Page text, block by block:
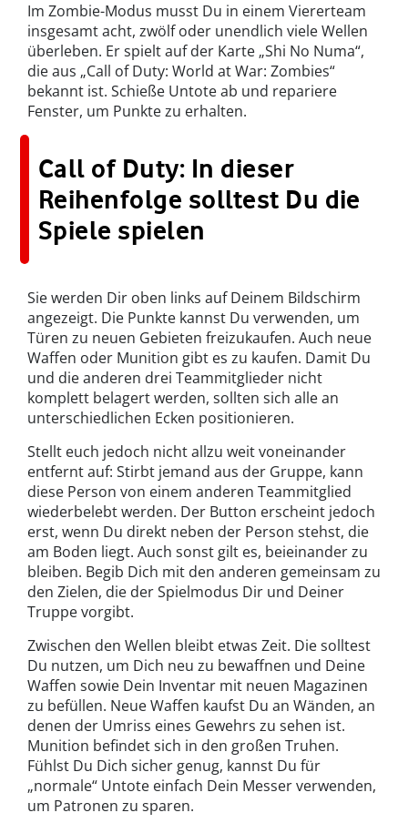
Im Zombie-Modus musst Du in einem Viererteam
insgesamt acht, zwölf oder unendlich viele Wellen
überleben. Er spielt auf der Karte „Shi No Numa“,
die aus „Call of Duty: World at War: Zombies“
bekannt ist. Schieße Untote ab und repariere
Fenster, um Punkte zu erhalten.
Call of Duty: In dieser
Reihenfolge solltest Du die
Spiele spielen
Sie werden Dir oben links auf Deinem Bildschirm
angezeigt. Die Punkte kannst Du verwenden, um
Türen zu neuen Gebieten freizukaufen. Auch neue
Waffen oder Munition gibt es zu kaufen. Damit Du
und die anderen drei Teammitglieder nicht
komplett belagert werden, sollten sich alle an
unterschiedlichen Ecken positionieren.
Stellt euch jedoch nicht allzu weit voneinander
entfernt auf: Stirbt jemand aus der Gruppe, kann
diese Person von einem anderen Teammitglied
wiederbelebt werden. Der Button erscheint jedoch
erst, wenn Du direkt neben der Person stehst, die
am Boden liegt. Auch sonst gilt es, beieinander zu
bleiben. Begib Dich mit den anderen gemeinsam zu
den Zielen, die der Spielmodus Dir und Deiner
Truppe vorgibt.
Zwischen den Wellen bleibt etwas Zeit. Die solltest
Du nutzen, um Dich neu zu bewaffnen und Deine
Waffen sowie Dein Inventar mit neuen Magazinen
zu befüllen. Neue Waffen kaufst Du an Wänden, an
denen der Umriss eines Gewehrs zu sehen ist.
Munition befindet sich in den großen Truhen.
Fühlst Du Dich sicher genug, kannst Du für
„normale“ Untote einfach Dein Messer verwenden,
um Patronen zu sparen.